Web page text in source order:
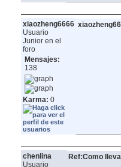
xiaozheng6666
Usuario
Junior en el
foro
Mensajes:
138
Karma: 0
chenlina
Usuario
Ref:Como